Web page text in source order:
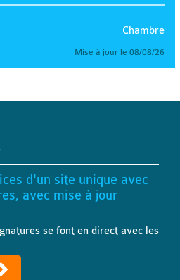
Chambre
Mise à jour le 08/08/26
d'un site unique avec
avec mise à jour
se font en direct avec les